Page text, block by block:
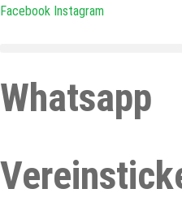
Zum
Facebook Instagram
Whatsapp